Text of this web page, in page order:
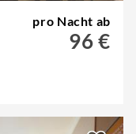
pro Nacht ab
96 €